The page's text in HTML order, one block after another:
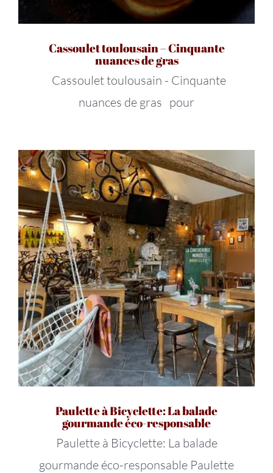
Cassoulet toulousain – Cinquante
nuances de gras
Cassoulet toulousain - Cinquante
nuances de gras pour
Paulette à Bicyclette: La balade
gourmande éco-responsable
Paulette à Bicyclette: La balade
gourmande éco-responsable Paulette